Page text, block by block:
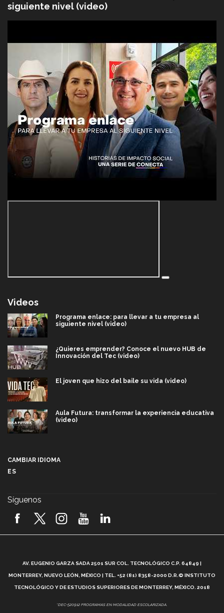
siguiente nivel (video)
Videos
Programa enlace: para llevar a tu empresa al
siguiente nivel (video)
¿Quieres emprender? Conoce el nuevo HUB de
Innovación del Tec (video)
El joven que hizo del baile su vida (video)
Aula Futura: transformar la experiencia educativa
(video)
2026! (video)
¿Cómo es el Modelo Educativo Tec? (video)
Vida Tec: Feminismo e Inteligencia Artificial, Paola
CAMBIAR IDIOMA
ES
Síguenos
AV. EUGENIO GARZA SADA 2501 SUR COL. TECNOLÓGICO C.P. 64849 |
MONTERREY, NUEVO LEÓN, MÉXICO | TEL. +52 (81) 8358-2000 D.R.© INSTITUTO
TECNOLÓGICO Y DE ESTUDIOS SUPERIORES DE MONTERREY, MÉXICO. 2018
*DEC-520912 PROGRAMAS EN MODALIDAD ESCOLARIZADA.